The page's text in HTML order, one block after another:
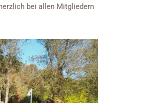
bei allen Mitgliedern